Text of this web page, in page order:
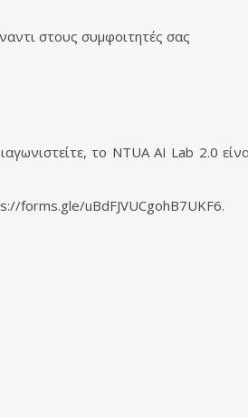
στους συμφοιτητές σας
το NTUA AI Lab 2.0
forms.gle/uBdFJVUCgohB7UKF6.